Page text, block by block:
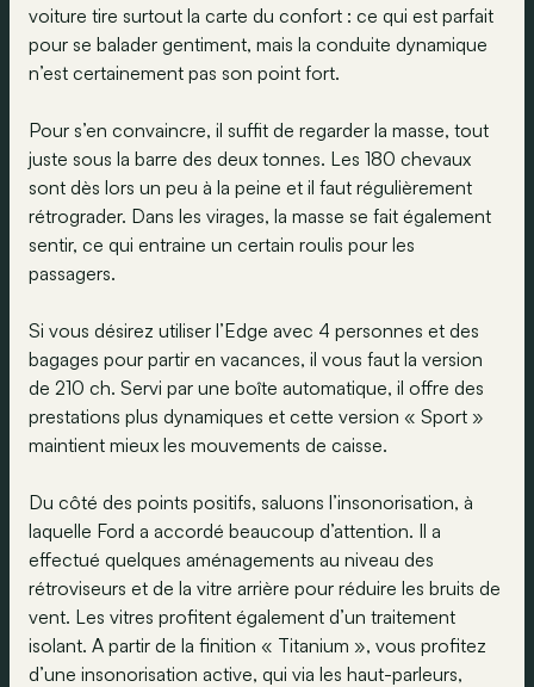
voiture tire surtout la carte du confort : ce qui est parfait
pour se balader gentiment, mais la conduite dynamique
n’est certainement pas son point fort.
Pour s’en convaincre, il suffit de regarder la masse, tout
juste sous la barre des deux tonnes. Les 180 chevaux
sont dès lors un peu à la peine et il faut régulièrement
rétrograder. Dans les virages, la masse se fait également
sentir, ce qui entraine un certain roulis pour les
passagers.
Si vous désirez utiliser l’Edge avec 4 personnes et des
bagages pour partir en vacances, il vous faut la version
de 210 ch. Servi par une boîte automatique, il offre des
prestations plus dynamiques et cette version « Sport »
maintient mieux les mouvements de caisse.
Du côté des points positifs, saluons l’insonorisation, à
laquelle Ford a accordé beaucoup d’attention. Il a
effectué quelques aménagements au niveau des
rétroviseurs et de la vitre arrière pour réduire les bruits de
vent. Les vitres profitent également d’un traitement
isolant. A partir de la finition « Titanium », vous profitez
d’une insonorisation active, qui via les haut-parleurs,